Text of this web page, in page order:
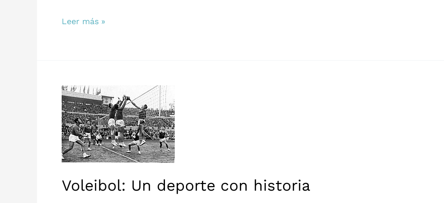
William
detrás
del
Voleibol
Leer más »
Voleibol: Un deporte con historia